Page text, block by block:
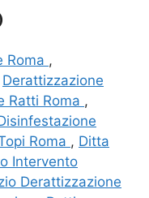
Roma ,
Derattizzazione
Ratti Roma ,
Roma , Ditta
Intervento
Derattizzazione